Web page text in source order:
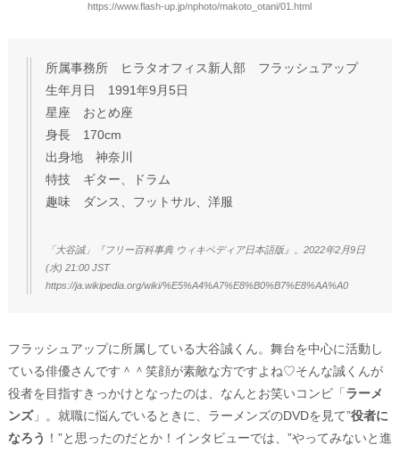
https://www.flash-up.jp/nphoto/makoto_otani/01.html
所属事務所 ヒラタオフィス新人部 フラッシュアップ
生年月日 1991年9月5日
星座 おとめ座
身長 170cm
出身地 神奈川
特技 ギター、ドラム
趣味 ダンス、フットサル、洋服
「大谷誠」『フリー百科事典 ウィキペディア日本語版』。2022年2月9日
(水) 21:00 JST
https://ja.wikipedia.org/wiki/%E5%A4%A7%E8%B0%B7%E8%AA%A0
フラッシュアップに所属している大谷誠くん。舞台を中心に活動し
ている俳優さんです＾＾笑顔が素敵な方ですよね♡そんな誠くんが
役者を目指すきっかけとなったのは、なんとお笑いコンビ「 ラーメ
ンズ」。就職に悩んでいるときに、ラーメンズのDVDを見て”役者に
なろう ！”と思ったのだとか！インタビューでは、”やってみないと進